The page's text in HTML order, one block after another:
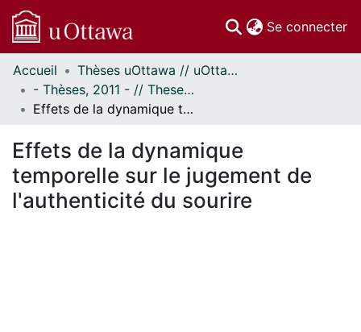
Se connecter
Communautés
et collections
Parcourir
À propos
Accueil
Thèses uOttawa // uOttawa Theses
- Thèses, 2011 - // Theses, 2011 -
Effets de la dynamique temporelle sur le jugement de l'authenticité du sourire
Effets de la dynamique
temporelle sur le jugement de
l'authenticité du sourire